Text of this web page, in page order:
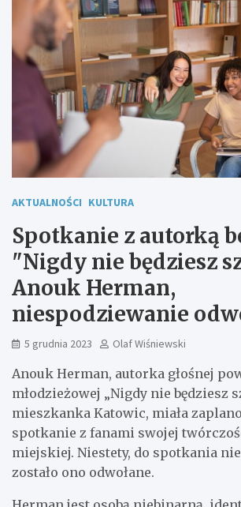
AKTUALNOŚCI KULTURA
Spotkanie z autorką
"Nigdy nie będziesz
Anouk Herman,
niespodziewanie
5 grudnia 2023 Olaf Wiśniewski
Anouk Herman, autorka głośnej
młodzieżowej „Nigdy nie będziesz
mieszkanka Katowic, miała
spotkanie z fanami swojej
miejskiej. Niestety, do spotkania nie
zostało ono odwołane.